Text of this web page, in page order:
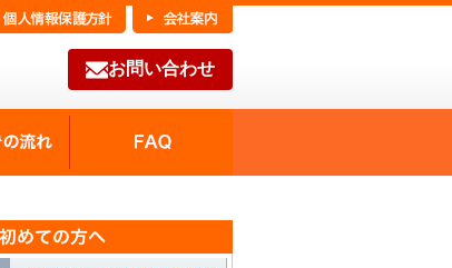
お問い合わせ
お仕事までの流れ